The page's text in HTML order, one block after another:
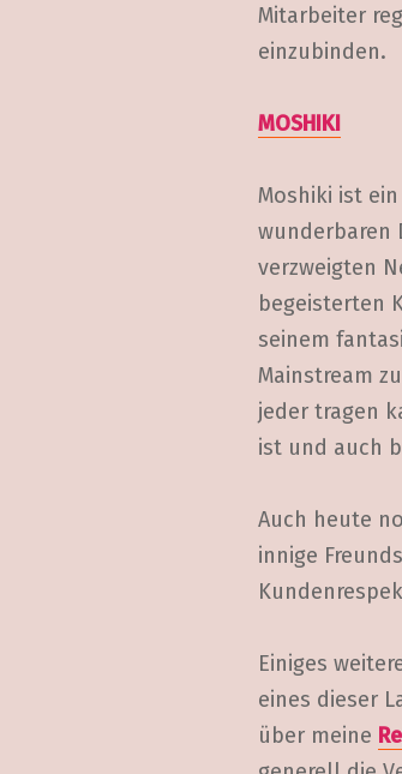
Mitarbeiter
einzubinden.
MOSHIKI
Moshiki ist
wunderbaren
verzweigten
begeisterten
seinem
Mainstream
jeder tragen
ist und auch
Auch heute
innige
Einiges
eines dieser
über meine